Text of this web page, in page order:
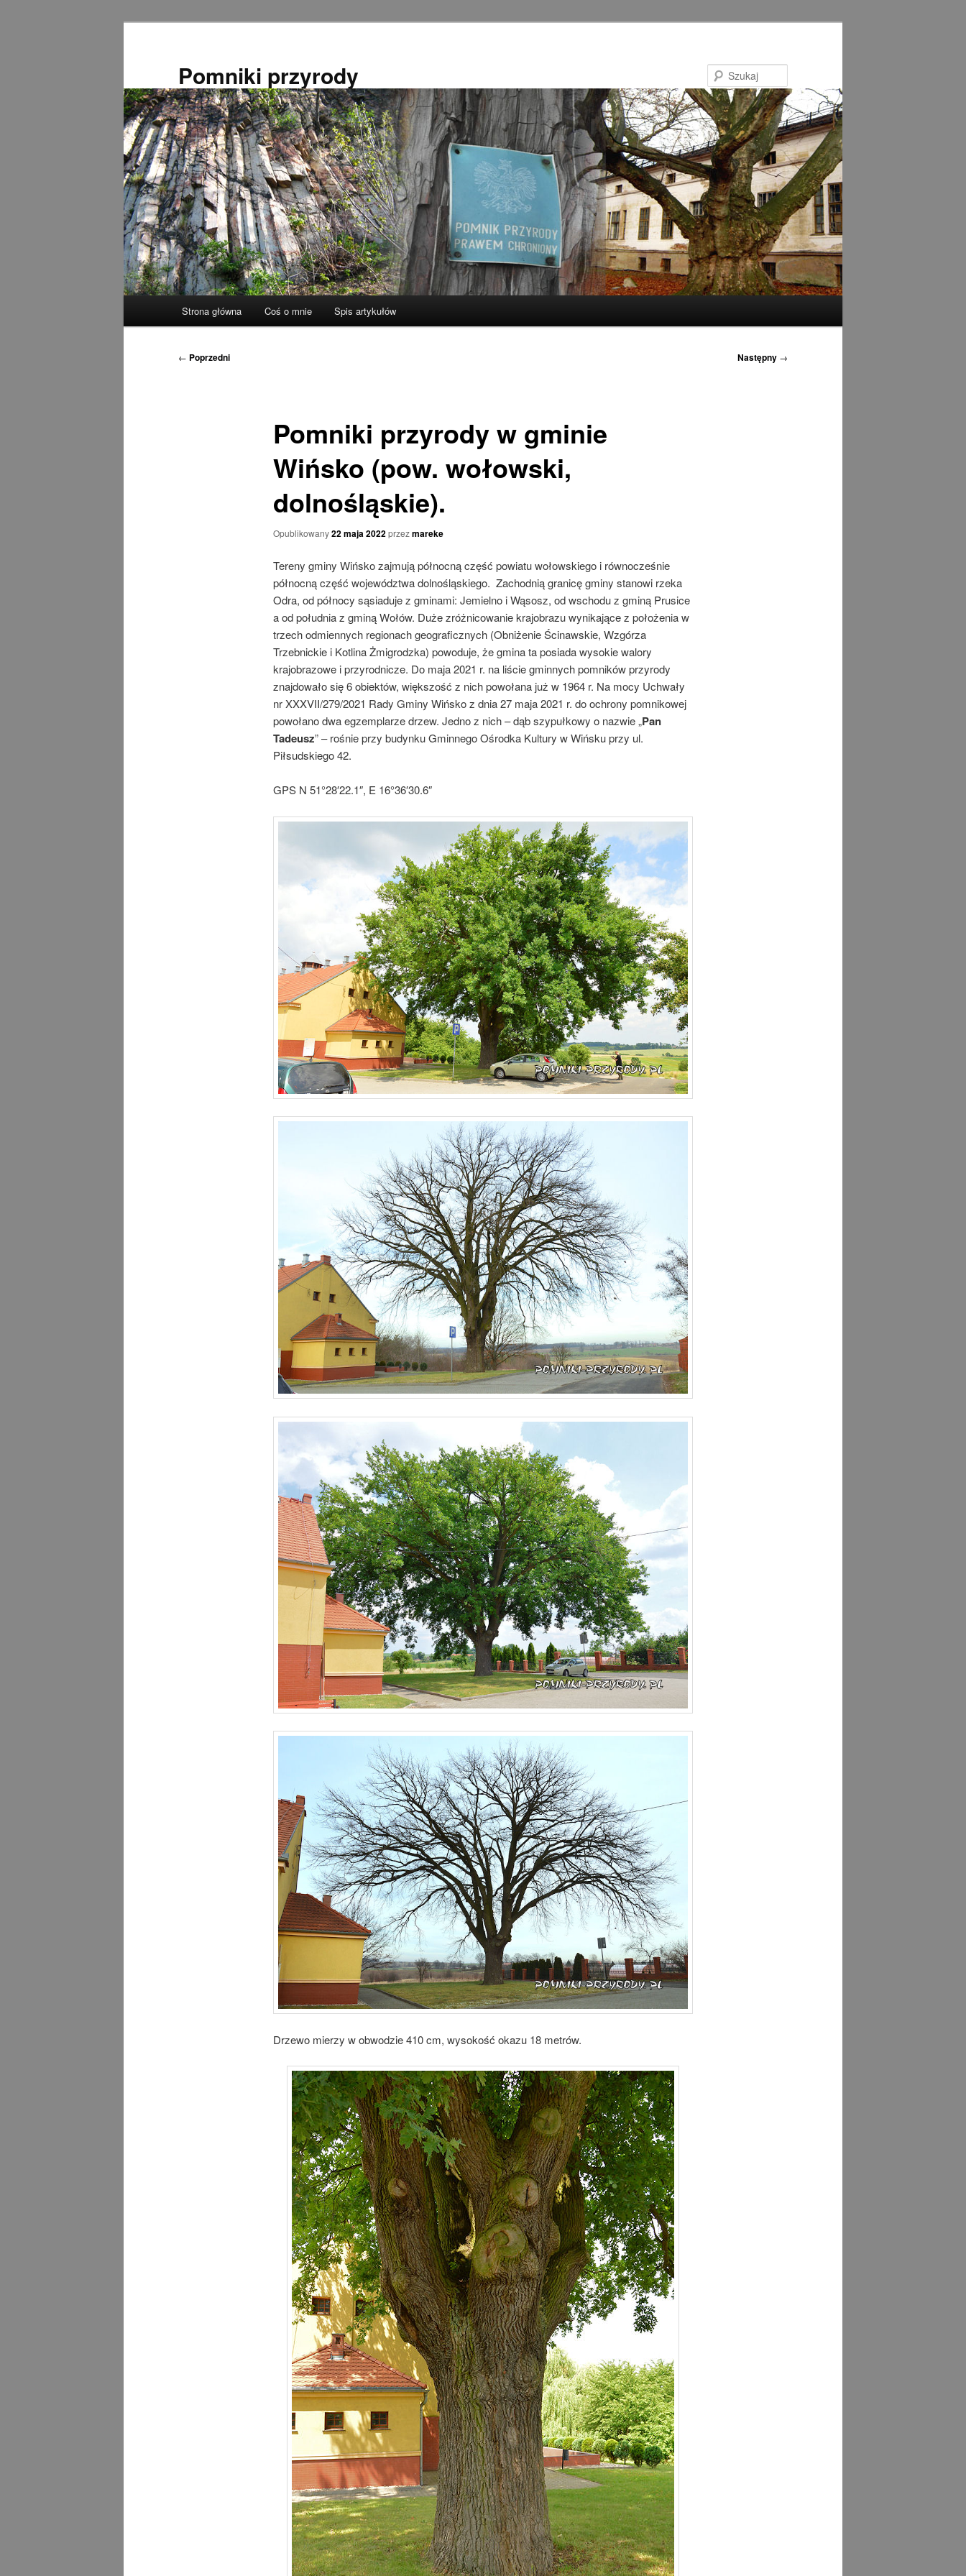
Pomniki przyrody
Strona główna Coś o mnie Spis artykułów
Nawigacja
← Poprzedni Następny →
Pomniki przyrody w gminie
Wińsko (pow. wołowski,
dolnośląskie).
Opublikowany22 maja 2022przezmareke
Tereny gminy Wińsko zajmują północną część powiatu wołowskiego i równocześnie
północną część województwa dolnośląskiego. Zachodnią granicę gminy stanowi rzeka
Odra, od północy sąsiaduje z gminami: Jemielno i Wąsosz, od wschodu z gminą Prusice
a od południa z gminą Wołów. Duże zróżnicowanie krajobrazu wynikające z położenia w
trzech odmiennych regionach geograficznych (Obniżenie Ścinawskie, Wzgórza
Trzebnickie i Kotlina Żmigrodzka) powoduje, że gmina ta posiada wysokie walory
krajobrazowe i przyrodnicze. Do maja 2021 r. na liście gminnych pomników przyrody
znajdowało się 6 obiektów, większość z nich powołana już w 1964 r. Na mocy Uchwały
nr XXXVII/279/2021 Rady Gminy Wińsko z dnia 27 maja 2021 r. do ochrony pomnikowej
powołano dwa egzemplarze drzew. Jedno z nich – dąb szypułkowy o nazwie „Pan
Tadeusz” – rośnie przy budynku Gminnego Ośrodka Kultury w Wińsku przy ul.
Piłsudskiego 42.
GPS N 51°28′22.1″, E 16°36′30.6″
Drzewo mierzy w obwodzie 410 cm, wysokość okazu 18 metrów.